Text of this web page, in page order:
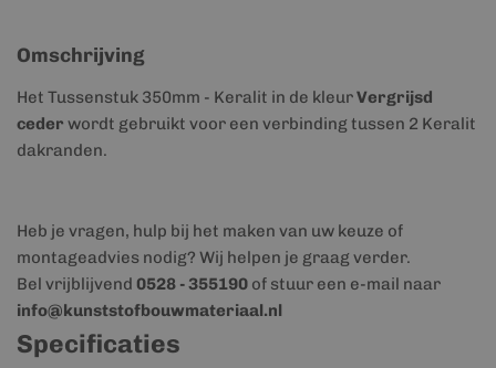
Omschrijving
Het Tussenstuk 350mm - Keralit in de kleurVergrijsd
ceder wordt gebruikt voor een verbinding tussen 2 Keralit
dakranden.
Heb je vragen, hulp bij het maken van uw keuze of
montageadvies nodig? Wij helpen je graag verder.
Bel vrijblijvend 0528 - 355190 of stuur een e-mail naar
info@kunststofbouwmateriaal.nl
Specificaties